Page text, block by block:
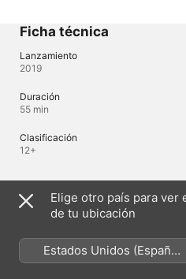
Ficha técnica
Lanzamiento
2019
Duración
55 min
Clasificación
12+
Idiomas
Audio original
Elige otro país para
de tu ubicación
Estados Unidos (Español
México)